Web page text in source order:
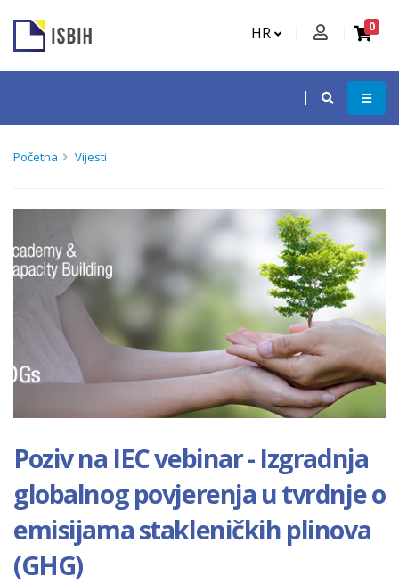
HR 0
Početna Vijesti
Poziv na IEC vebinar - Izgradnja
globalnog povjerenja u tvrdnje o
emisijama stakleničkih plinova
(GHG)